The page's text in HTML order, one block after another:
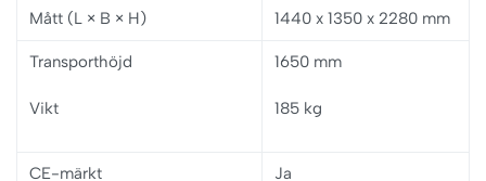
Mått (L × B × H) 1440 x 1350 x 2280 mm
Transporthöjd
Vikt
1650 mm
185 kg
CE-märkt Ja